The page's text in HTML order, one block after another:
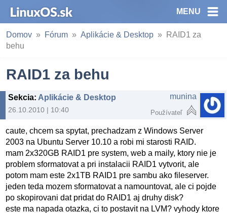
MENU
Domov Fórum Aplikácie & Desktop
RAID1 za
behu
RAID1 za behu
Sekcia: Aplikácie & Desktop
26.10.2010 | 10:40
munina
Používateľ
caute, chcem sa spytat, prechadzam z Windows Server
2003 na Ubuntu Server 10.10 a robi mi starosti RAID.
mam 2x320GB RAID1 pre system, web a maily, ktory nie je
problem sformatovat a pri instalacii RAID1 vytvorit, ale
potom mam este 2x1TB RAID1 pre sambu ako fileserver.
jeden teda mozem sformatovat a namountovat, ale ci pojde
po skopirovani dat pridat do RAID1 aj druhy disk?
este ma napada otazka, ci to postavit na LVM? vyhody ktore